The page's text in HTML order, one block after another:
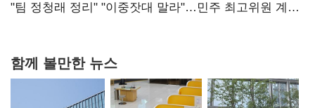
핵심으로 재부상
"팀 정청래 정리" "이중잣대 말라"…민주 최고위원 계파
함께 볼만한 뉴스